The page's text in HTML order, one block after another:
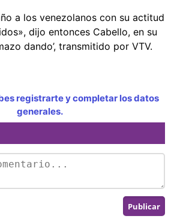
a los venezolanos con su actitud
dijo entonces Cabello, en su
dando’, transmitido por VTV.
registrarte y completar los datos
generales.